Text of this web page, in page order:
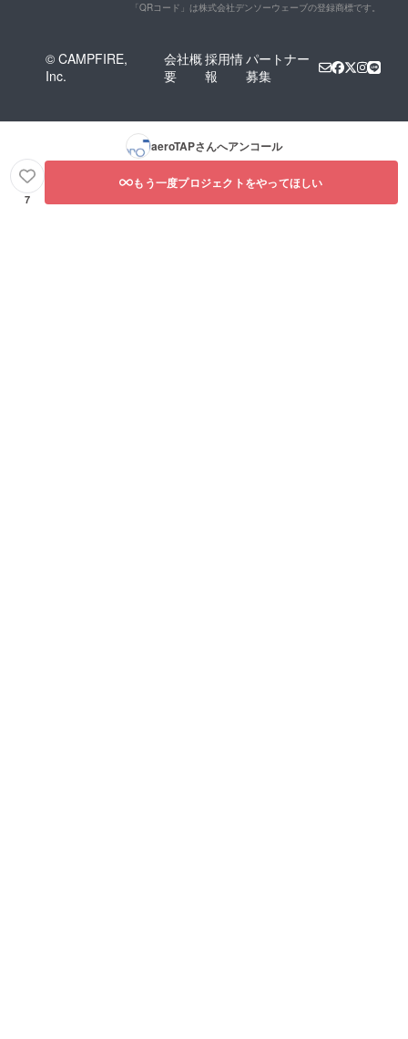
「QRコード」は株式会社デンソーウェーブの登録商標です。
© CAMPFIRE,
Inc.
会社概
要
採用情
報
パートナー
募集
aeroTAPさんへアンコール
7
もう一度プロジェクトをやってほしい